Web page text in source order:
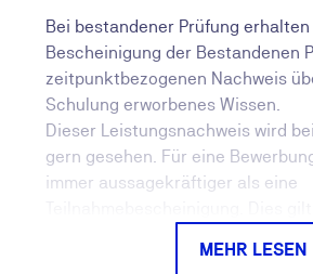
Bei bestandener Prüfung erhalten
Bescheinigung der Bestandenen
zeitpunktbezogenen Nachweis
Schulung erworbenes Wissen.
Dieser Leistungsnachweis wird
gern gesehen. Für eine
immer aussagekräftiger als eine
erworben werden können.
MEHR LESEN